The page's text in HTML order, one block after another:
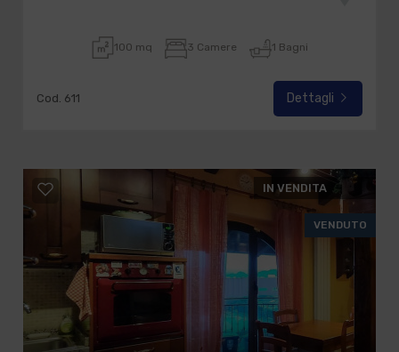
100 mq 3 Camere 1 Bagni
Cod. 611 Dettagli
IN VENDITA
VENDUTO